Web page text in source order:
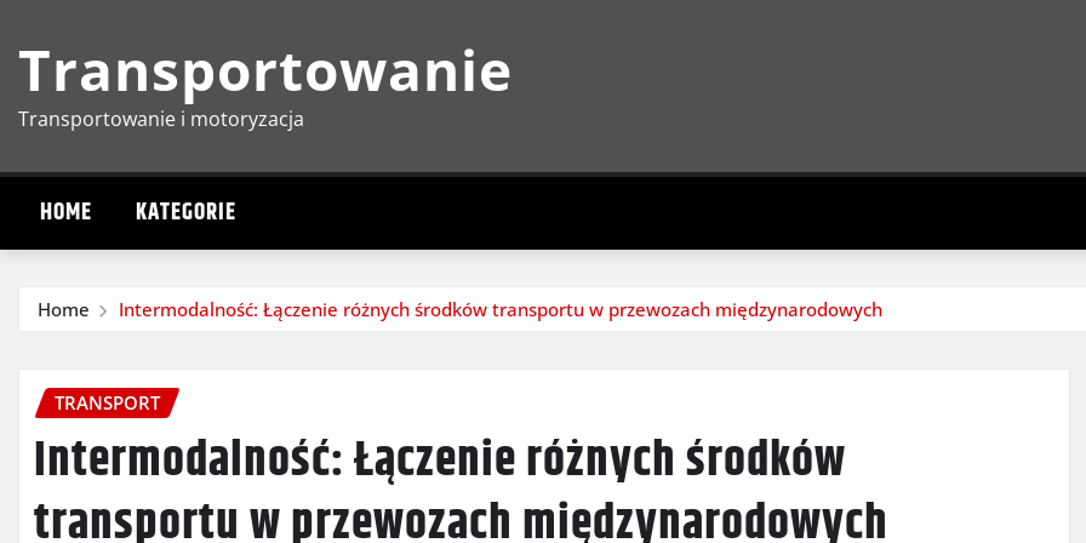
content
Transportowanie
Transportowanie i motoryzacja
HOME KATEGORIE
Home Intermodalność: Łączenie różnych środków transportu w przewozach międzynarodowych
TRANSPORT
Intermodalność: Łączenie różnych środków
transportu w przewozach międzynarodowych